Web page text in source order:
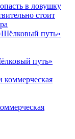
в ловушку
стоит
путь»